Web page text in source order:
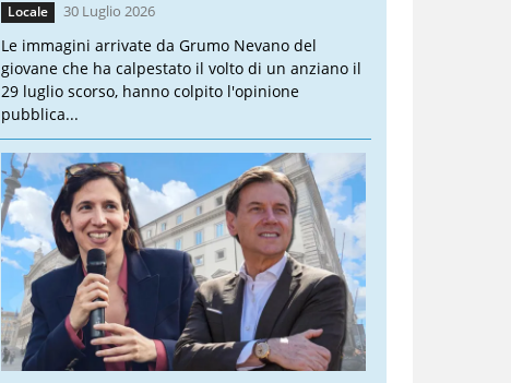
Locale 30 Luglio 2026
Le immagini arrivate da Grumo Nevano del
giovane che ha calpestato il volto di un anziano il
29 luglio scorso, hanno colpito l'opinione
pubblica...